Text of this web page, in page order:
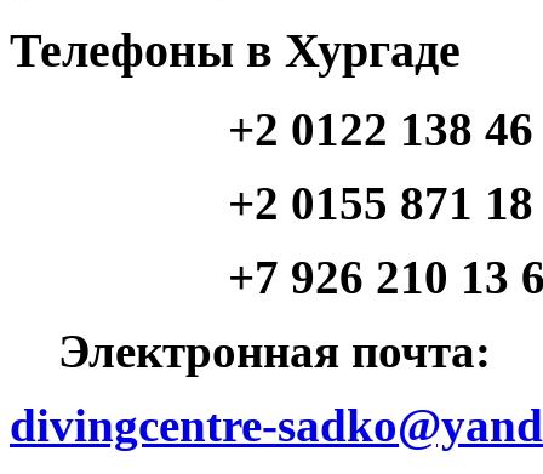
Телефоны в Хургаде
+2 0122 138
+2 0155 871 18 46
+7 926 210 13 64
Электронная почта:
divingcentre-